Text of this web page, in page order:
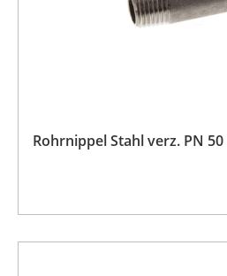
Rohrnippel Stahl verz. PN 50